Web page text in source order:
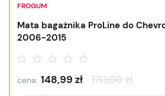
FROGUM
Mata bagażnika ProLine do
2006-2015
cena: 170,00zł
148,99 zł